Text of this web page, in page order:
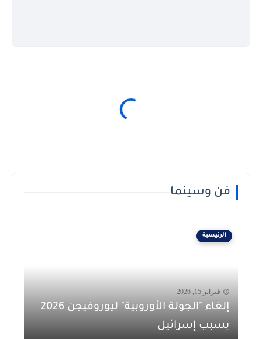
فن وسينما
الرئيسية
فبراير 15, 2026
إلغاء "الجولة الأوروبية" ليوروفيجن 2026
بسبب إسرائيل